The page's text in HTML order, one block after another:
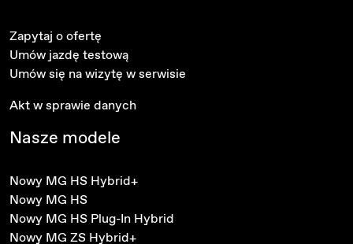
Zapytaj o ofertę
Umów jazdę testową
Umów się na wizytę w serwisie
Akt w sprawie danych
Nasze modele
Nowy MG HS Hybrid+
Nowy MG HS
Nowy MG HS Plug-In Hybrid
Nowy MG ZS Hybrid+